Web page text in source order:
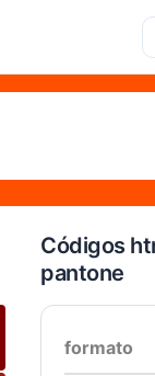
Códigos
pantone
formato